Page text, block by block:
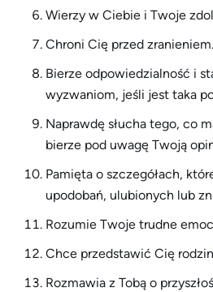
Wierzy w Ciebie i Twoje
Chroni Cię przed zranieniem.
Bierze odpowiedzialność i
wyzwaniom, jeśli jest taka
Naprawdę słucha tego, co
bierze pod uwagę Twoją
Pamięta o szczegółach,
upodobań, ulubionych lub
Rozumie Twoje trudne
Chce przedstawić Cię
Rozmawia z Tobą o